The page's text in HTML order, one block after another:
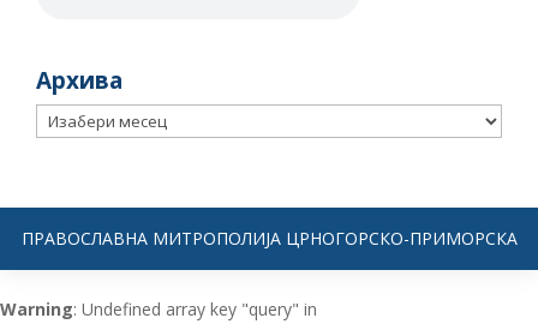
Архива
Архива
ПРАВОСЛАВНА МИТРОПОЛИЈА ЦРНОГОРСКО-ПРИМОРСКА
Warning: Undefined array key "query" in